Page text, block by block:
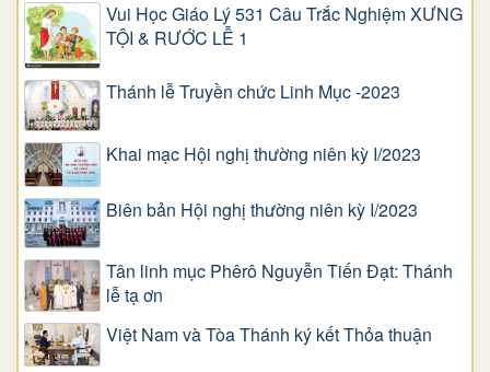
Vui Học Giáo Lý 531 Câu Trắc Nghiệm XƯNG
TỘI & RƯỚC LỄ 1
Thánh lễ Truyền chức Linh Mục -2023
Khai mạc Hội nghị thường niên kỳ I/2023
Biên bản Hội nghị thường niên kỳ I/2023
Tân linh mục Phêrô Nguyễn Tiến Đạt: Thánh
lễ tạ ơn
Việt Nam và Tòa Thánh ký kết Thỏa thuận